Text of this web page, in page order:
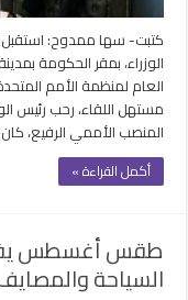
كتبت- سها ممدوح:
الوزراء، بمقر الحكومة
العام لمنظمة الأمم
مستهل اللقاء، رحب رئيس
المنصب الأممي الرفيع،
أكمل القراءة »
طقس أغسطس
السياحة